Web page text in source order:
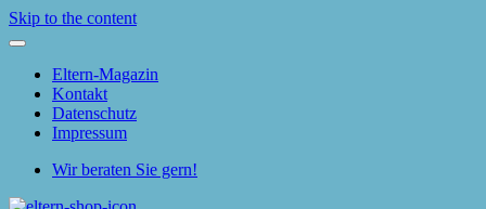
Skip to the content
Eltern-Magazin
Kontakt
Datenschutz
Impressum
Wir beraten Sie gern!